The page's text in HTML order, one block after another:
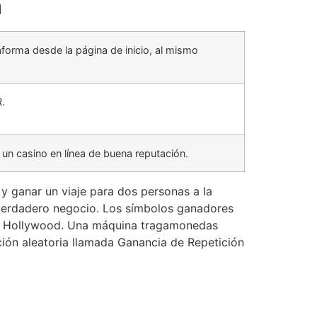
desde la página de inicio, al mismo
casino en línea de buena reputación.
ganar un viaje para dos personas a la
negocio. Los símbolos ganadores
Una máquina tragamonedas
aleatoria llamada Ganancia de Repetición